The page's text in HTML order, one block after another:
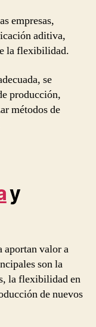
empresas,
aditiva,
la flexibilidad.
se
producción,
métodos de
y
aportan valor a
son la
la flexibilidad en
de nuevos